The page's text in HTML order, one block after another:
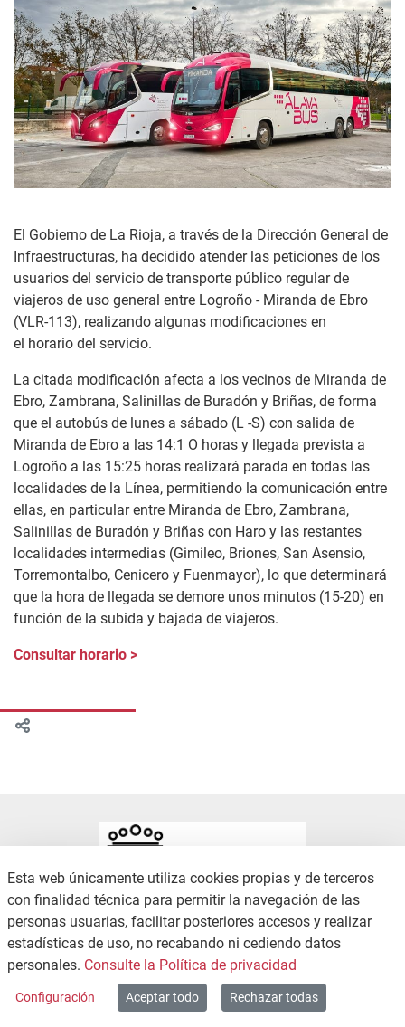
El Gobierno de La Rioja, a través de la Dirección General de
Infraestructuras, ha decidido atender las peticiones de los
usuarios del servicio de transporte público regular de
viajeros de uso general entre Logroño - Miranda de Ebro
(VLR-113), realizando algunas modificaciones en
el horario del servicio.
La citada modificación afecta a los vecinos de Miranda de
Ebro, Zambrana, Salinillas de Buradón y Briñas, de forma
que el autobús de lunes a sábado (L -S) con salida de
Miranda de Ebro a las 14:1 O horas y llegada prevista a
Logroño a las 15:25 horas realizará parada en todas las
localidades de la Línea, permitiendo la comunicación entre
ellas, en particular entre Miranda de Ebro, Zambrana,
Salinillas de Buradón y Briñas con Haro y las restantes
localidades intermedias (Gimileo, Briones, San Asensio,
Torremontalbo, Cenicero y Fuenmayor), lo que determinará
que la hora de llegada se demore unos minutos (15-20) en
función de la subida y bajada de viajeros.
Consultar horario >
Copyright © 2026 / Excmo. zambrana | Todos los derechos reservados.
Esta web únicamente utiliza cookies propias y de terceros
con finalidad técnica para permitir la navegación de las
personas usuarias, facilitar posteriores accesos y realizar
estadísticas de uso, no recabando ni cediendo datos
personales. Consulte la Política de privacidad
Configuración Aceptar todo Rechazar todas